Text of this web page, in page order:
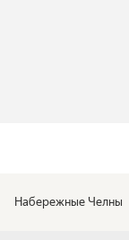
Набережные Челны